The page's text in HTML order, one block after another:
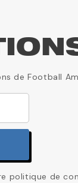
de Football
politique de